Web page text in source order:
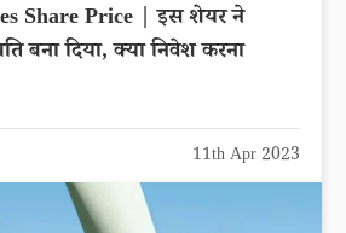
Share Price | इस शेयर ने
बना दिया, क्या निवेश करना
11th Apr 2023